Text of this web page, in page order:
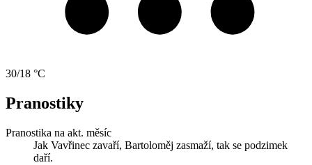
30/18 °C
Pranostiky
Pranostika na akt. měsíc
Jak Vavřinec zavaří, Bartoloměj zasmaží, tak se podzimek
daří.